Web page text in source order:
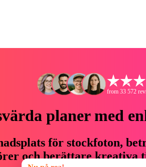
from 33 572
planer med
för stockfoton,
och berättare kreativa
Nu på rea!